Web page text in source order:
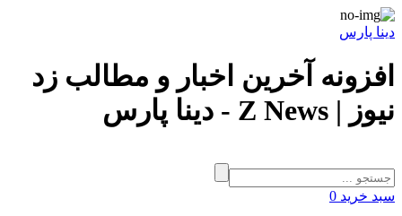
دینا پارس
افزونه آخرین اخبار و مطالب زد
نیوز | Z News - دینا پارس
سبد خرید 0